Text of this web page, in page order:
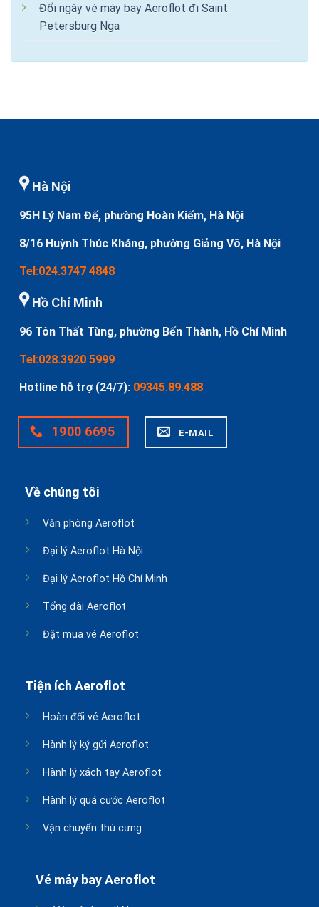
Đổi ngày vé máy bay Aeroflot đi Saint
Petersburg Nga
Hà Nội
95H Lý Nam Đế, phường Hoàn Kiếm, Hà Nội
8/16 Huỳnh Thúc Kháng, phường Giảng Võ, Hà Nội
Tel:024.3747 4848
Hồ Chí Minh
96 Tôn Thất Tùng, phường Bến Thành, Hồ Chí Minh
Tel:028.3920 5999
Hotline hỗ trợ (24/7): 09345.89.488
1900 6695 E-MAIL
Về chúng tôi
Văn phòng Aeroflot
Đại lý Aeroflot Hà Nội
Đại lý Aeroflot Hồ Chí Minh
Tổng đài Aeroflot
Đặt mua vé Aeroflot
Tiện ích Aeroflot
Hoàn đổi vé Aeroflot
Hành lý ký gửi Aeroflot
Hành lý xách tay Aeroflot
Hành lý quá cước Aeroflot
Vận chuyển thú cưng
Vé máy bay Aeroflot